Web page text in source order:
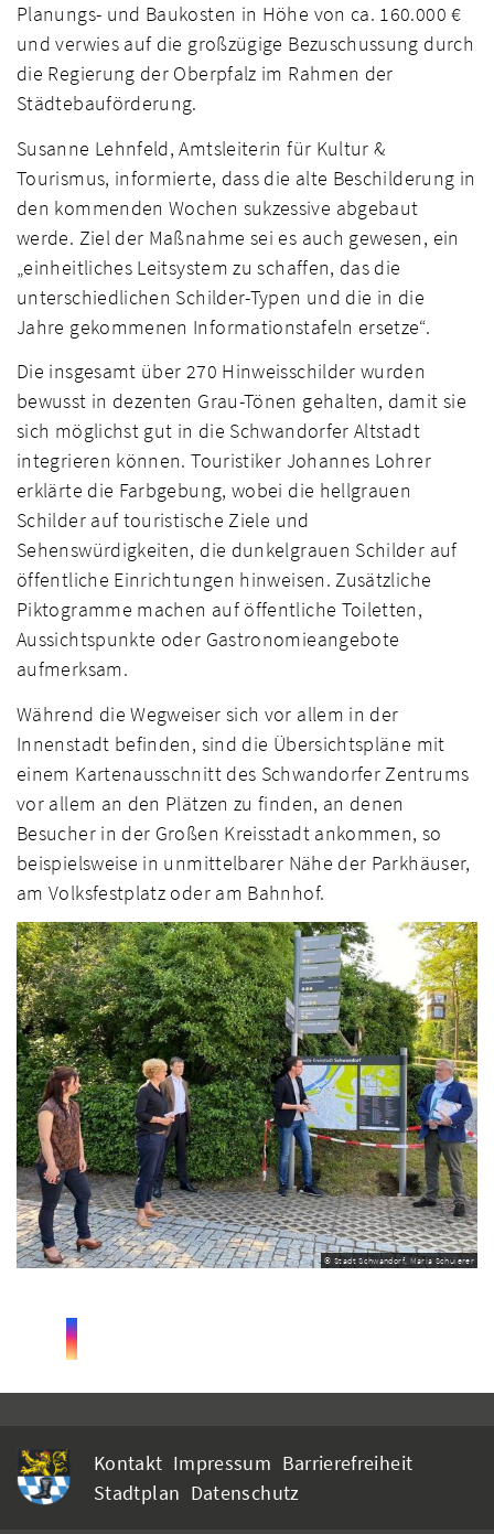
Planungs- und Baukosten in Höhe von ca. 160.000 €
und verwies auf die großzügige Bezuschussung durch
die Regierung der Oberpfalz im Rahmen der
Städtebauförderung.
Susanne Lehnfeld, Amtsleiterin für Kultur &
Tourismus, informierte, dass die alte Beschilderung in
den kommenden Wochen sukzessive abgebaut
werde. Ziel der Maßnahme sei es auch gewesen, ein
„einheitliches Leitsystem zu schaffen, das die
unterschiedlichen Schilder-Typen und die in die
Jahre gekommenen Informationstafeln ersetze“.
Die insgesamt über 270 Hinweisschilder wurden
bewusst in dezenten Grau-Tönen gehalten, damit sie
sich möglichst gut in die Schwandorfer Altstadt
integrieren können. Touristiker Johannes Lohrer
erklärte die Farbgebung, wobei die hellgrauen
Schilder auf touristische Ziele und
Sehenswürdigkeiten, die dunkelgrauen Schilder auf
öffentliche Einrichtungen hinweisen. Zusätzliche
Piktogramme machen auf öffentliche Toiletten,
Aussichtspunkte oder Gastronomieangebote
aufmerksam.
Während die Wegweiser sich vor allem in der
Innenstadt befinden, sind die Übersichtspläne mit
einem Kartenausschnitt des Schwandorfer Zentrums
vor allem an den Plätzen zu finden, an denen
Besucher in der Großen Kreisstadt ankommen, so
beispielsweise in unmittelbarer Nähe der Parkhäuser,
am Volksfestplatz oder am Bahnhof.
© Stadt Schwandorf, Maria Schuierer
Kontakt Impressum Barrierefreiheit
Stadtplan Datenschutz